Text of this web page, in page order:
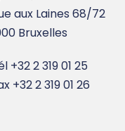
aux Laines 68/72
Bruxelles
+32 2 319 01 25
+32 2 319 01 26